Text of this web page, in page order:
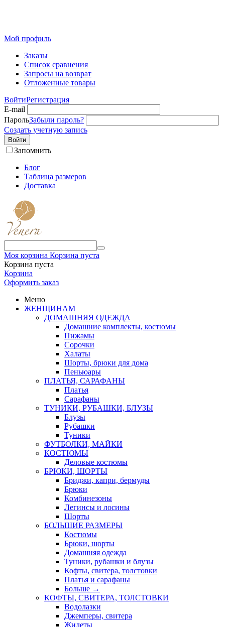
Мой профиль
Заказы
Список сравнения
Запросы на возврат
Отложенные товары
ВойтиРегистрация
E-mail
ПарольЗабыли пароль?
Создать учетную запись
Войти
Запомнить
Блог
Таблица размеров
Доставка
Моя корзина Корзина пуста
Корзина пуста
Корзина
Оформить заказ
Меню
ЖЕНЩИНАМ
ДОМАШНЯЯ ОДЕЖДА
Домашние комплекты, костюмы
Пижамы
Сорочки
Халаты
Шорты, брюки для дома
Пеньюары
ПЛАТЬЯ, САРАФАНЫ
Платья
Сарафаны
ТУНИКИ, РУБАШКИ, БЛУЗЫ
Блузы
Рубашки
Туники
ФУТБОЛКИ, МАЙКИ
КОСТЮМЫ
Деловые костюмы
БРЮКИ, ШОРТЫ
Бриджи, капри, бермуды
Брюки
Комбинезоны
Легинсы и лосины
Шорты
БОЛЬШИЕ РАЗМЕРЫ
Костюмы
Брюки, шорты
Домашняя одежда
Туники, рубашки и блузы
Кофты, свитера, толстовки
Платья и сарафаны
Больше →
КОФТЫ, СВИТЕРА, ТОЛСТОВКИ
Водолазки
Джемперы, свитера
Жилеты